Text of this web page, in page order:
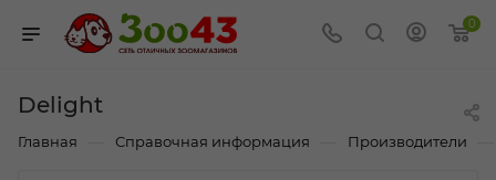
0
Delight
Главная Справочная информация Производители